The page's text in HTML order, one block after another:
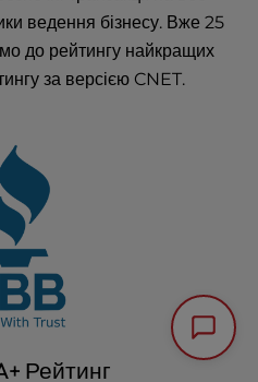
ведення бізнесу. Вже 25
до рейтингу найкращих
за версією CNET.
Рейтинг